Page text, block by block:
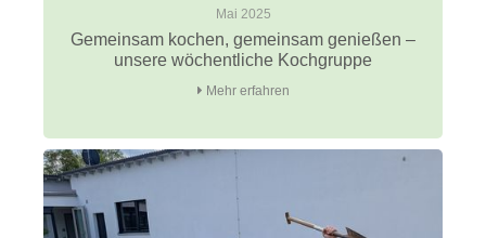
Mai 2025
Gemeinsam kochen, gemeinsam genießen –
unsere wöchentliche Kochgruppe
Mehr erfahren